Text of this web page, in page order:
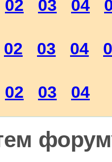
02 03 04
02 03 04
02 03 04